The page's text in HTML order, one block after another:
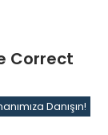
Correct
Danışın!